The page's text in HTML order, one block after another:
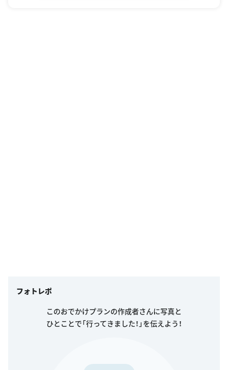
フォトレポ
このおでかけプランの作成者さんに写真と
ひとことで「行ってきました！」を伝えよう！